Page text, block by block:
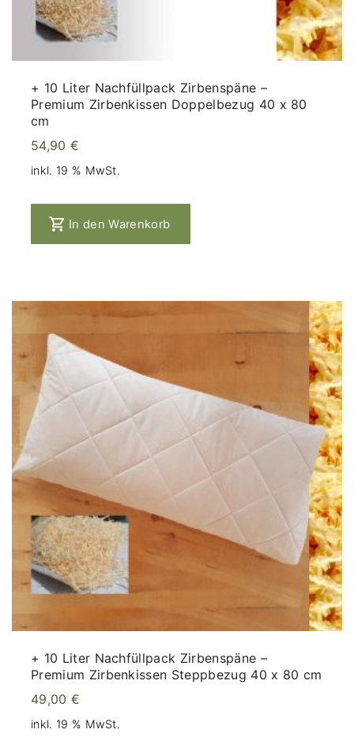
+ 10 Liter Nachfüllpack Zirbenspäne –
Premium Zirbenkissen Doppelbezug 40 x 80
cm
54,90 €
inkl. 19 % MwSt.
In den Warenkorb
+ 10 Liter Nachfüllpack Zirbenspäne –
Premium Zirbenkissen Steppbezug 40 x 80 cm
49,00 €
inkl. 19 % MwSt.